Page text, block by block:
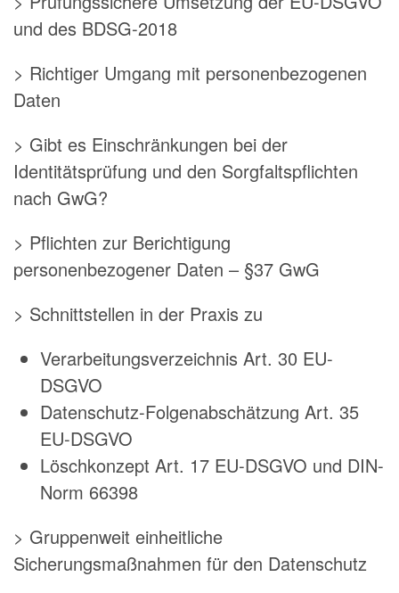
und des BDSG-2018
> Richtiger Umgang mit personenbezogenen
Daten
> Gibt es Einschränkungen bei der
Identitätsprüfung und den Sorgfaltspflichten
nach GwG?
> Pflichten zur Berichtigung
personenbezogener Daten – §37 GwG
> Schnittstellen in der Praxis zu
Verarbeitungsverzeichnis Art. 30 EU-
DSGVO
Datenschutz-Folgenabschätzung Art. 35
EU-DSGVO
Löschkonzept Art. 17 EU-DSGVO und DIN-
Norm 66398
> Gruppenweit einheitliche
Sicherungsmaßnahmen für den Datenschutz